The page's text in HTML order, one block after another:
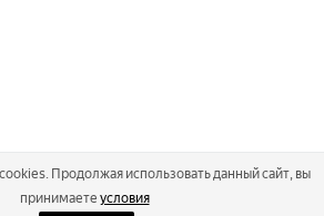
Продолжая использовать данный сайт, вы
принимаете условия